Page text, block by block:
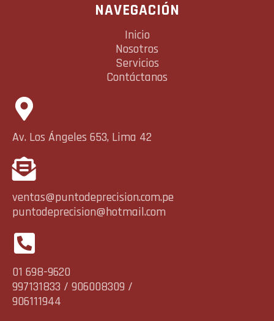
NAVEGACIÓN
Inicio
Nosotros
Servicios
Contáctanos
Av. Los Ángeles 653, Lima 42
ventas@puntodeprecision.com.pe
puntodeprecision@hotmail.com
01 698-9620
997131833 / 906008309 /
906111944